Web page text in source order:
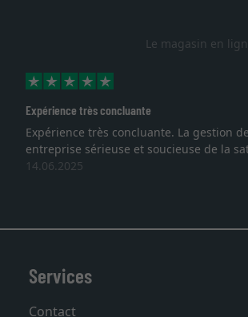
Le magasin en
Expérience très concluante
Expérience très concluante. La gestion
entreprise sérieuse et soucieuse de la
14.06.2025
Services
Contact